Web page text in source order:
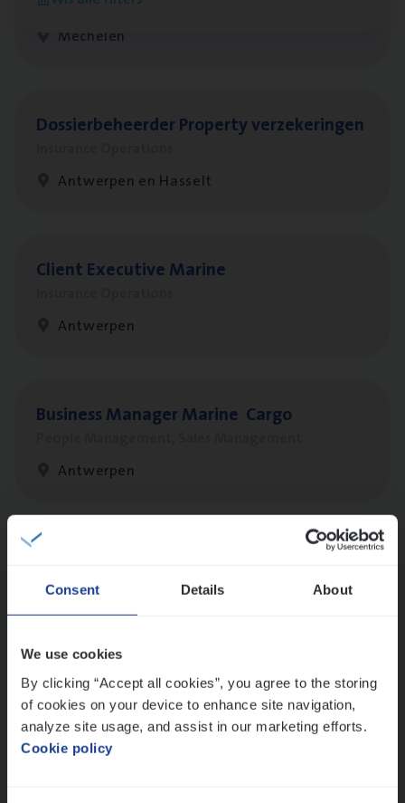
Consent Details About
We use cookies
By clicking “Accept all cookies”, you agree to the storing
of cookies on your device to enhance site navigation,
analyze site usage, and assist in our marketing efforts.
Cookie policy
Mechelen
Dos­sier­be­heer­der Pro­per­ty verzekeringen
Antwerpen en Hasselt
Client Exe­cu­ti­ve Marine
Antwerpen
Busi­ness Mana­ger Mari­ne Cargo
Antwerpen
Claims Management
Antwerpen
Cor­po­ra­te Insu­ran­ce Bro­ker Property
Sales Management
Antwerpen